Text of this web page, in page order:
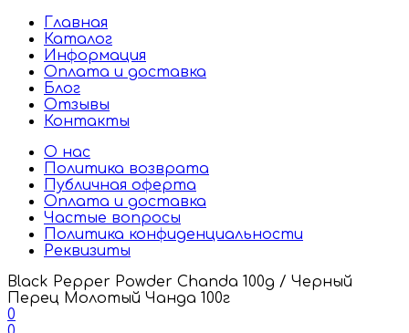
Главная
Каталог
Информация
Оплата и доставка
Блог
Отзывы
Контакты
О нас
Политика возврата
Публичная оферта
Оплата и доставка
Частые вопросы
Политика конфиденциальности
Реквизиты
Black Pepper Powder Chanda 100g / Черный
Перец Молотый Чанда 100г
0